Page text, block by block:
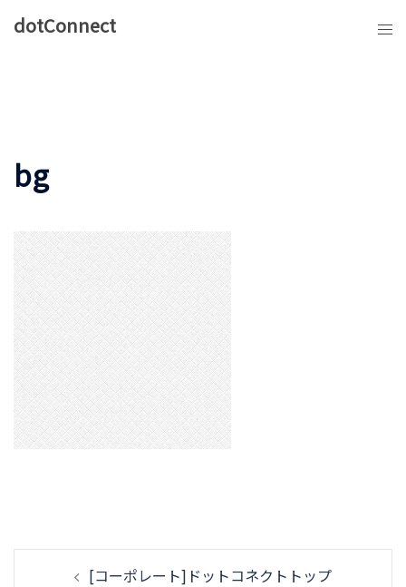
dotConnect
bg
投
[コーポレート]ドットコネクトトップ